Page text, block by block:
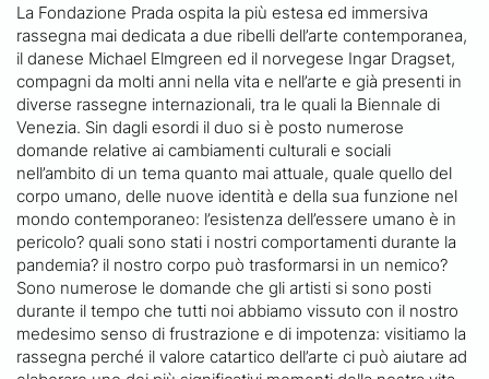
La Fondazione Prada ospita la più estesa ed immersiva
rassegna mai dedicata a due ribelli dell’arte contemporanea,
il danese Michael Elmgreen ed il norvegese Ingar Dragset,
compagni da molti anni nella vita e nell’arte e già presenti in
diverse rassegne internazionali, tra le quali la Biennale di
Venezia. Sin dagli esordi il duo si è posto numerose
domande relative ai cambiamenti culturali e sociali
nell’ambito di un tema quanto mai attuale, quale quello del
corpo umano, delle nuove identità e della sua funzione nel
mondo contemporaneo: l’esistenza dell’essere umano è in
pericolo? quali sono stati i nostri comportamenti durante la
pandemia? il nostro corpo può trasformarsi in un nemico?
Sono numerose le domande che gli artisti si sono posti
durante il tempo che tutti noi abbiamo vissuto con il nostro
medesimo senso di frustrazione e di impotenza: visitiamo la
rassegna perché il valore catartico dell’arte ci può aiutare ad